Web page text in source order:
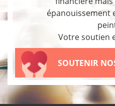
épanouissement
Votre soutien
SOUTENIR